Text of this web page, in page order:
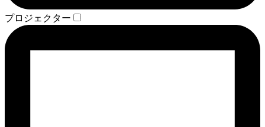
プロジェクター